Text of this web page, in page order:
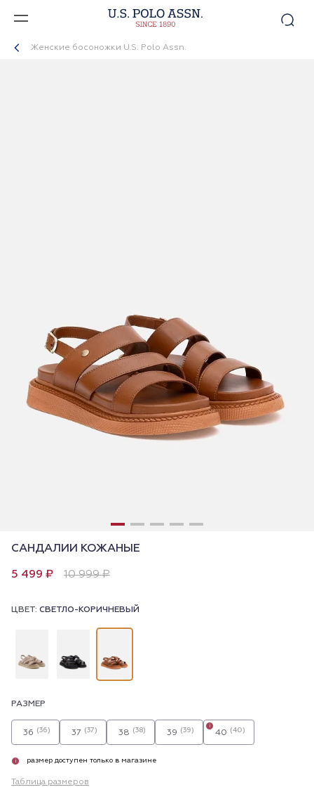
Женские босоножки U.S. Polo Assn.
САНДАЛИИ КОЖАНЫЕ
5 499 ₽ 10 999 ₽
ЦВЕТ: СВЕТЛО-КОРИЧНЕВЫЙ
РАЗМЕР
36 (36) 37 (37) 38 (38) 39 (39) 40 (40)
i
i размер доступен только в магазине
Таблица размеров